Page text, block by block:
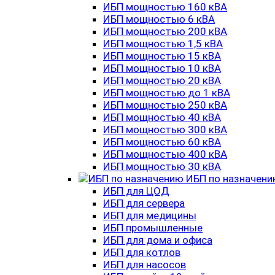
ИБП мощностью 160 кВА
ИБП мощностью 6 кВА
ИБП мощностью 200 кВА
ИБП мощностью 1,5 кВА
ИБП мощностью 15 кВА
ИБП мощностью 10 кВА
ИБП мощностью 20 кВА
ИБП мощностью до 1 кВА
ИБП мощностью 250 кВА
ИБП мощностью 40 кВА
ИБП мощностью 300 кВА
ИБП мощностью 60 кВА
ИБП мощностью 400 кВА
ИБП мощностью 30 кВА
ИБП по
ИБП для ЦОД
ИБП для сервера
ИБП для медицины
ИБП промышленные
ИБП для дома и офиса
ИБП для котлов
ИБП для насосов